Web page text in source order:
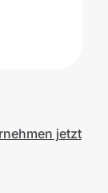
jetzt